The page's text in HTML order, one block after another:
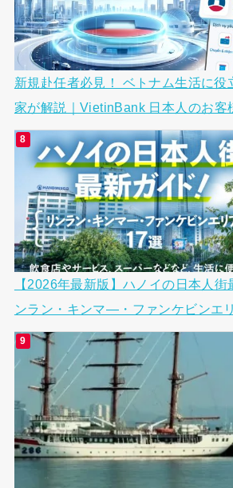
新規赴任者必見！ ベトナム生活に役
家が解説｜VietinBank 日本人のお客
【2026年最新版】ハノイの日本人街
ンラン・キンマ―・ファンケビンエ